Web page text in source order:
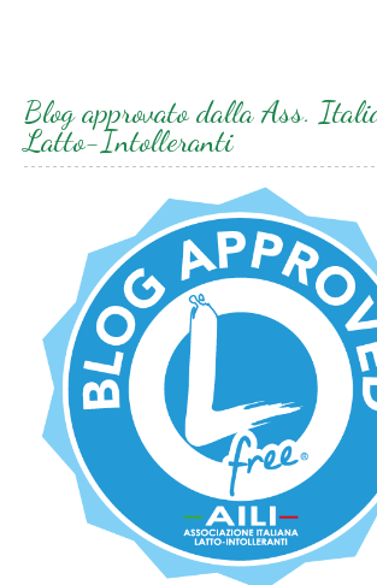
Blog approvato dalla Ass.
Latto-Intolleranti